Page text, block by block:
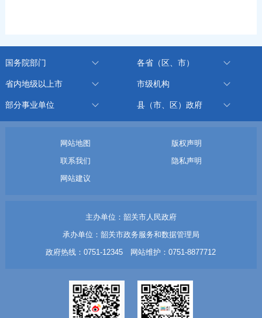
国务院部门 各省（区、市）
省内地级以上市 市级机构
部分事业单位 县（市、区）政府
网站地图
版权声明
联系我们
隐私声明
网站建议
主办单位：韶关市人民政府
承办单位：韶关市政务服务和数据管理局
政府热线：0751-12345 网站维护：0751-8877712